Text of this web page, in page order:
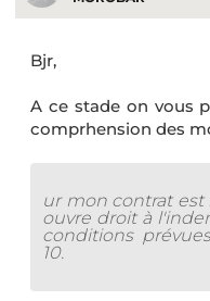
Bjr,
A ce stade on vous
comprhension des
ur mon contrat est
ouvre droit à
conditions
10.